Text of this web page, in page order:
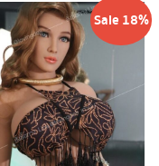
Sale 18%